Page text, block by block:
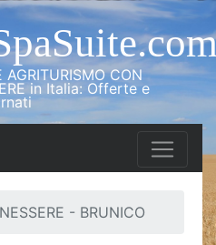
CON
in Italia: Offerte e
- BRUNICO